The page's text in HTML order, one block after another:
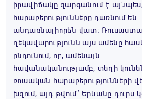
իրավիճակը զարգանում է
հարաբերությունները դառնում են
անդառնալիորեն վատ։
ղեկավարությունն այս ամենը
ընդունում, որ, ամենայն
հավանականությամբ, տեղի
ռուսական հարաբերությունների
խզում, այդ թվում՝ Երևանը դուրս